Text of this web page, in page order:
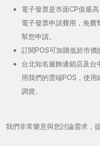
電子發票是市面CP值最
電子發票申請費用，免費
幫您申請。
訂閱POS可加購低於市價
台北知名服飾連鎖店及台
用我們的雲端POS，使
調貨。
我們非常樂意與您討論需求，